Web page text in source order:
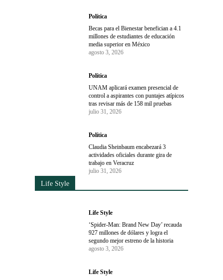
Política
Becas para el Bienestar benefician a 4.1
millones de estudiantes de educación
media superior en México
agosto 3, 2026
Política
UNAM aplicará examen presencial de
control a aspirantes con puntajes atípicos
tras revisar más de 158 mil pruebas
julio 31, 2026
Política
Claudia Sheinbaum encabezará 3
actividades oficiales durante gira de
trabajo en Veracruz
julio 31, 2026
Life Style
Life Style
‘Spider-Man: Brand New Day’ recauda
927 millones de dólares y logra el
segundo mejor estreno de la historia
agosto 3, 2026
Life Style